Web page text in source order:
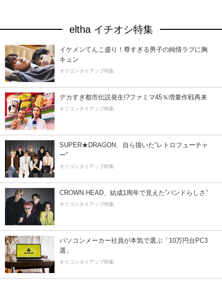
eltha イチオシ特集
イケメンてんこ盛り！尊すぎる男子の純情ラブに胸
キュン
オリコンタイアップ特集
デカすぎ都市伝説発生!?ファミマ45％増量作戦再来
オリコンタイアップ特集
SUPER★DRAGON、自ら描いた”レトロフューチャ
ー”
オリコンタイアップ特集
CROWN HEAD、結成1周年で見えた”バンドらしさ”
オリコンタイアップ特集
パソコンメーカー社員が本気で選ぶ「10万円台PC3
選」
オリコンタイアップ特集